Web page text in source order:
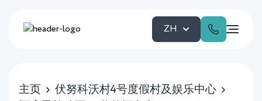
ZH
主页
伏努科沃村4号度假村及娱乐中心